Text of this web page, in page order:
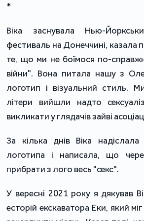
*
Віка заснувала Нью-
фестиваль на Донеччині, казала
те, що ми не боїмося по-
війни". Вона питала нашу з
логотип і візуальний стиль.
літери вийшли надто
викликати у глядачів зайві
За кілька днів Віка надіслала
логотипа і написала, що
прибрати з лого весь "секс".
У вересні 2021 року я дякував
есторій екскаватора Еки, який